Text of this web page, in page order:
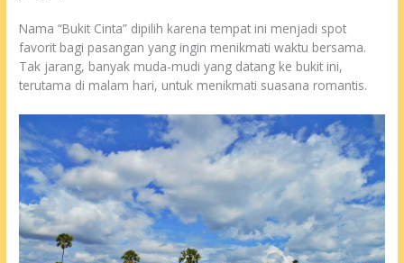
Nama “Bukit Cinta” dipilih karena tempat ini menjadi spot
favorit bagi pasangan yang ingin menikmati waktu bersama.
Tak jarang, banyak muda-mudi yang datang ke bukit ini,
terutama di malam hari, untuk menikmati suasana romantis.